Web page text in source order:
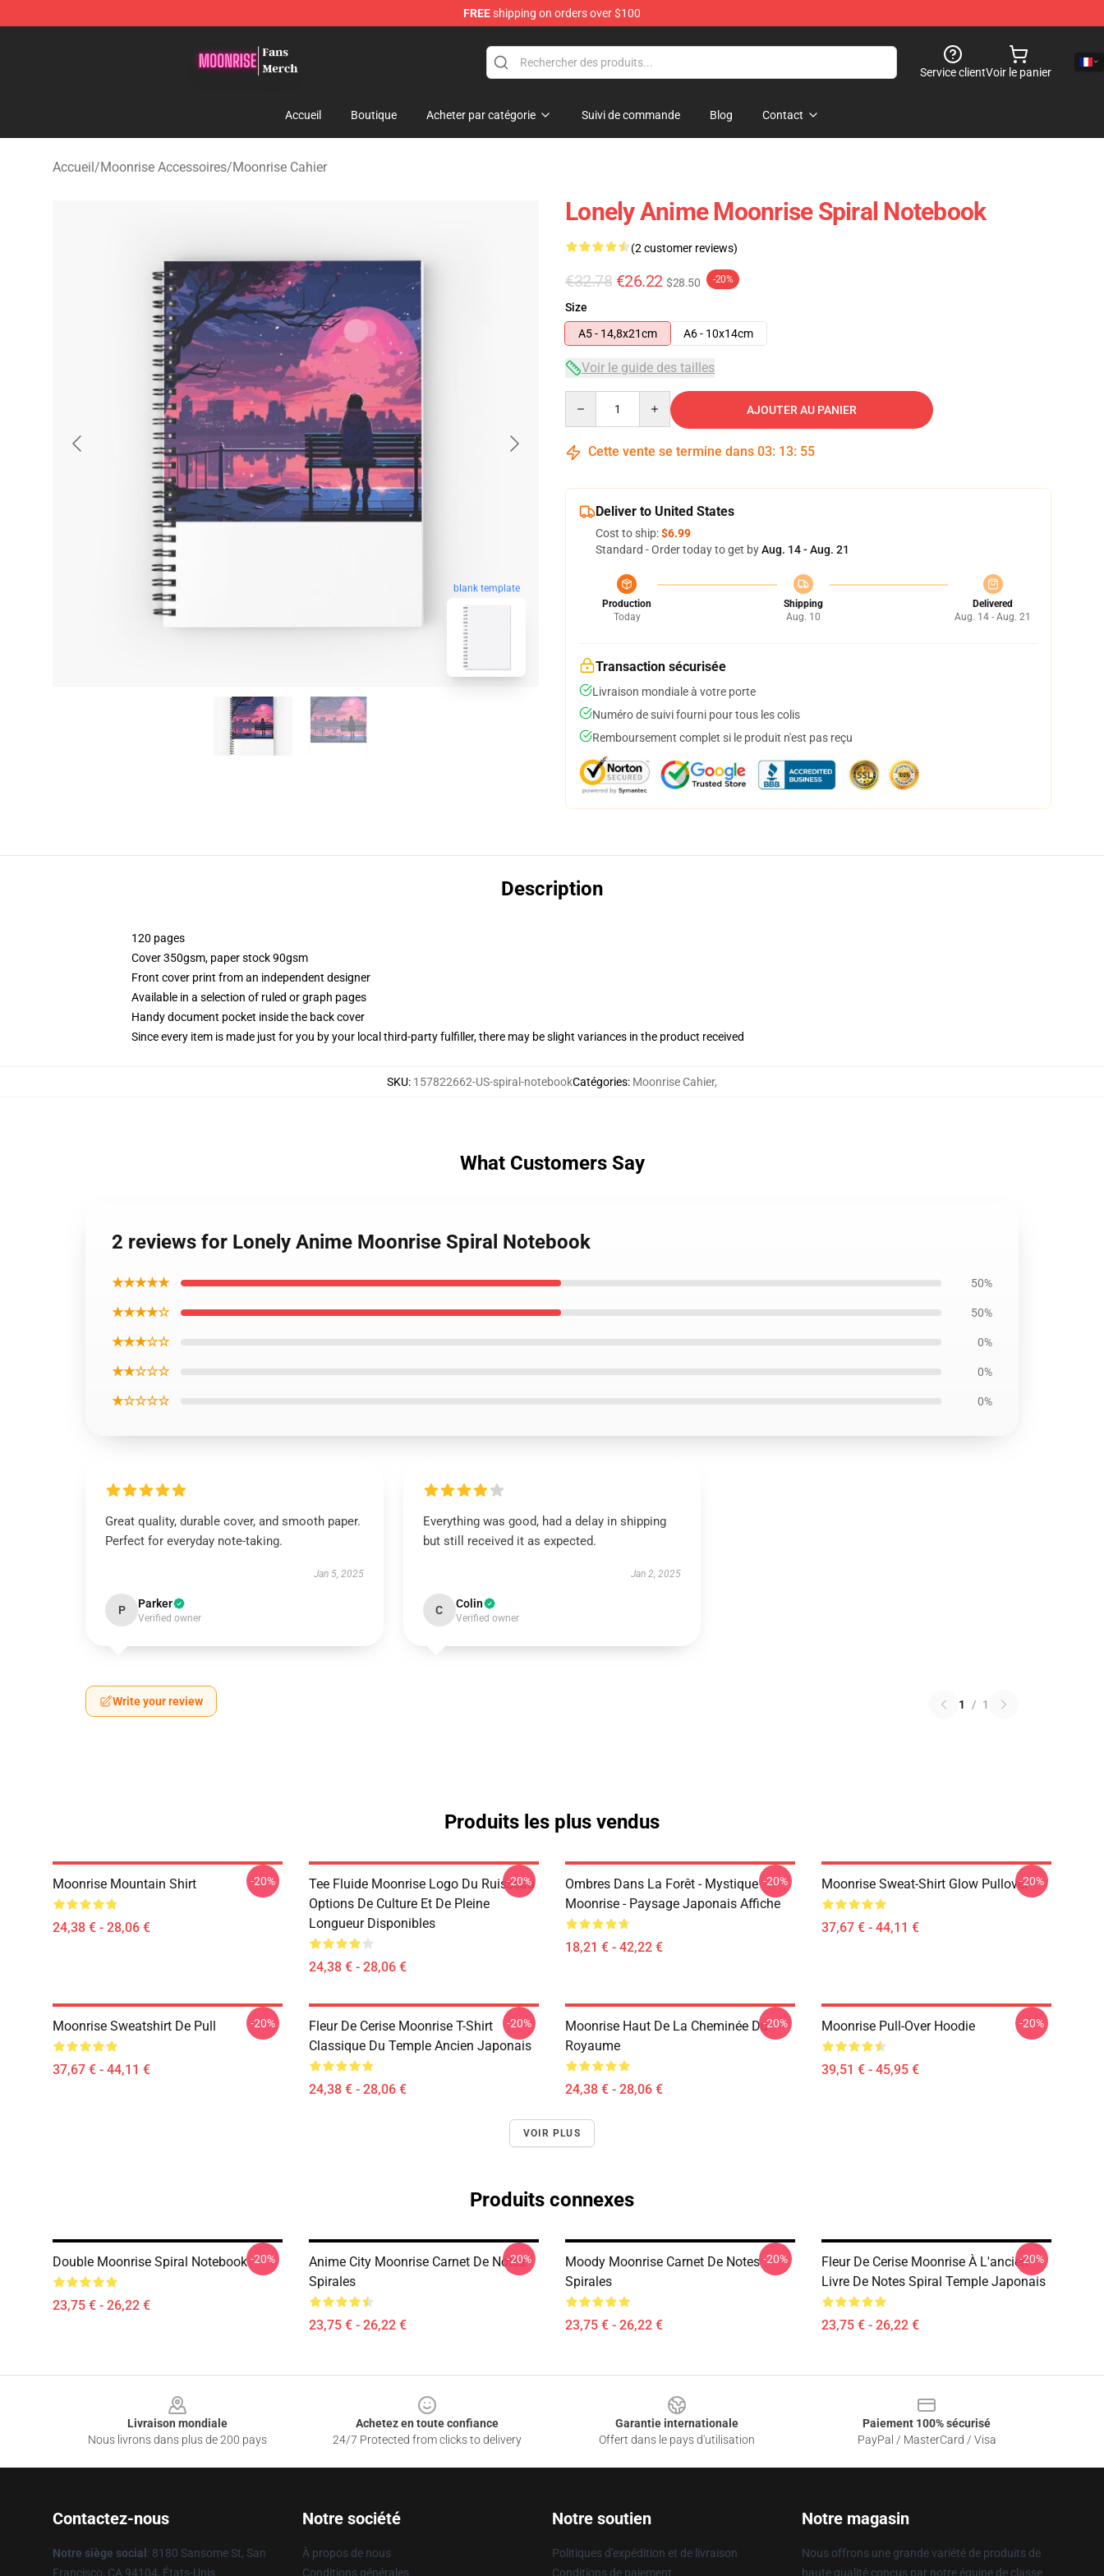
FREEshipping on orders over $100
Service clientVoir le panier
Accueil Boutique Acheter par catégorie Suivi de commande Blog Contact
Accueil/Moonrise Accessoires/Moonrise Cahier
blank template
Lonely Anime Moonrise Spiral Notebook
(2 customer reviews)
€32.78 €26.22 $28.50 -20%
Size
A5 - 14,8x21cm
A6 - 10x14cm
Voir le guide des tailles
AJOUTER AU PANIER
Cette vente se termine dans 03: 13: 54
Deliver to United States
Cost to ship:$6.99
Standard - Order today to get byAug. 14 - Aug. 21
Production
Today
Shipping
Aug. 10
Delivered
Aug. 14 - Aug. 21
Transaction sécurisée
Livraison mondiale à votre porte
Numéro de suivi fourni pour tous les colis
Remboursement complet si le produit n'est pas reçu
Description
120 pages
Cover 350gsm, paper stock 90gsm
Front cover print from an independent designer
Available in a selection of ruled or graph pages
Handy document pocket inside the back cover
Since every item is made just for you by your local third-party fulfiller, there may be slight variances in the product received
SKU: 157822662-US-spiral-notebookCatégories: Moonrise Cahier,
What Customers Say
2 reviews for Lonely Anime Moonrise Spiral Notebook
★★★★★ 50%
★★★★☆ 50%
★★★☆☆ 0%
★★☆☆☆ 0%
★☆☆☆☆ 0%
Great quality, durable cover, and smooth paper.
Perfect for everyday note-taking.
Jan 5, 2025
P Parker
Verified owner
Everything was good, had a delay in shipping
but still received it as expected.
Jan 2, 2025
C Colin
Verified owner
Write your review 1 / 1
Produits les plus vendus
Moonrise Mountain Shirt
24,38 € - 28,06 €
-20%
Tee Fluide Moonrise Logo Du Ruisseau
Options De Culture Et De Pleine
Longueur Disponibles
24,38 € - 28,06 €
-20%
Ombres Dans La Forêt - Mystique
Moonrise - Paysage Japonais Affiche
18,21 € - 42,22 €
-20% Moonrise Sweat-Shirt Glow Pullover
37,67 € - 44,11 €
-20%
Moonrise Sweatshirt De Pull
37,67 € - 44,11 €
-20%
Fleur De Cerise Moonrise T-Shirt
Classique Du Temple Ancien Japonais
24,38 € - 28,06 €
-20%
Moonrise Haut De La Cheminée Du
Royaume
24,38 € - 28,06 €
-20% Moonrise Pull-Over Hoodie
39,51 € - 45,95 €
-20%
VOIR PLUS
Produits connexes
Double Moonrise Spiral Notebook
23,75 € - 26,22 €
-20%
Anime City Moonrise Carnet De Notes
Spirales
23,75 € - 26,22 €
-20%
Moody Moonrise Carnet De Notes
Spirales
23,75 € - 26,22 €
-20%
Fleur De Cerise Moonrise À L'ancien
Livre De Notes Spiral Temple Japonais
23,75 € - 26,22 €
-20%
Livraison mondiale
Nous livrons dans plus de 200 pays
Achetez en toute confiance
24/7 Protected from clicks to delivery
Garantie internationale
Offert dans le pays d'utilisation
Paiement 100% sécurisé
PayPal / MasterCard / Visa
Contactez-nous
Notre siège social : 8180 Sansome St, San
Francisco, CA 94104, États-Unis
Notre société
À propos de nous
Conditions générales
Notre soutien
Politiques d'expédition et de livraison
Conditions de paiement
Notre magasin
Nous offrons une grande variété de produits de
haute qualité conçus par notre équipe de classe